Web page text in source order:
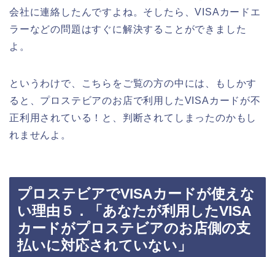
会社に連絡したんですよね。そしたら、VISAカードエ
ラーなどの問題はすぐに解決することができました
よ。
というわけで、こちらをご覧の方の中には、もしかす
ると、プロステビアのお店で利用したVISAカードが不
正利用されている！と、判断されてしまったのかもし
れませんよ。
プロステビアでVISAカードが使えな
い理由５．「あなたが利用したVISA
カードがプロステビアのお店側の支
払いに対応されていない」